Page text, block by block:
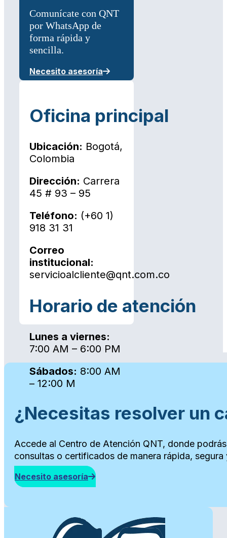
Comunícate con QNT
por WhatsApp de
forma rápida y
sencilla.
Necesito asesoría
Oficina principal
Ubicación: Bogotá,
Colombia
Dirección: Carrera
45 # 93 – 95
Teléfono: (+60 1)
918 31 31
Correo
institucional:
servicioalcliente@qnt.com.co
Horario de atención
Lunes a viernes:
7:00 AM – 6:00 PM
Sábados: 8:00 AM
– 12:00 M
¿Necesitas resolver un
Accede al Centro de Atención QNT, donde
consultas o certificados de manera rápida, segura
Necesito asesoría